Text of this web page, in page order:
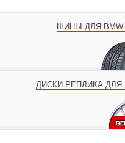
ШИНЫ ДЛЯ BMW
ДИСКИ РЕПЛИКА ДЛЯ